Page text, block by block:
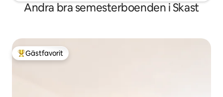
Andra bra semesterboenden i Skast
Populär gästfavorit
Gästfavorit